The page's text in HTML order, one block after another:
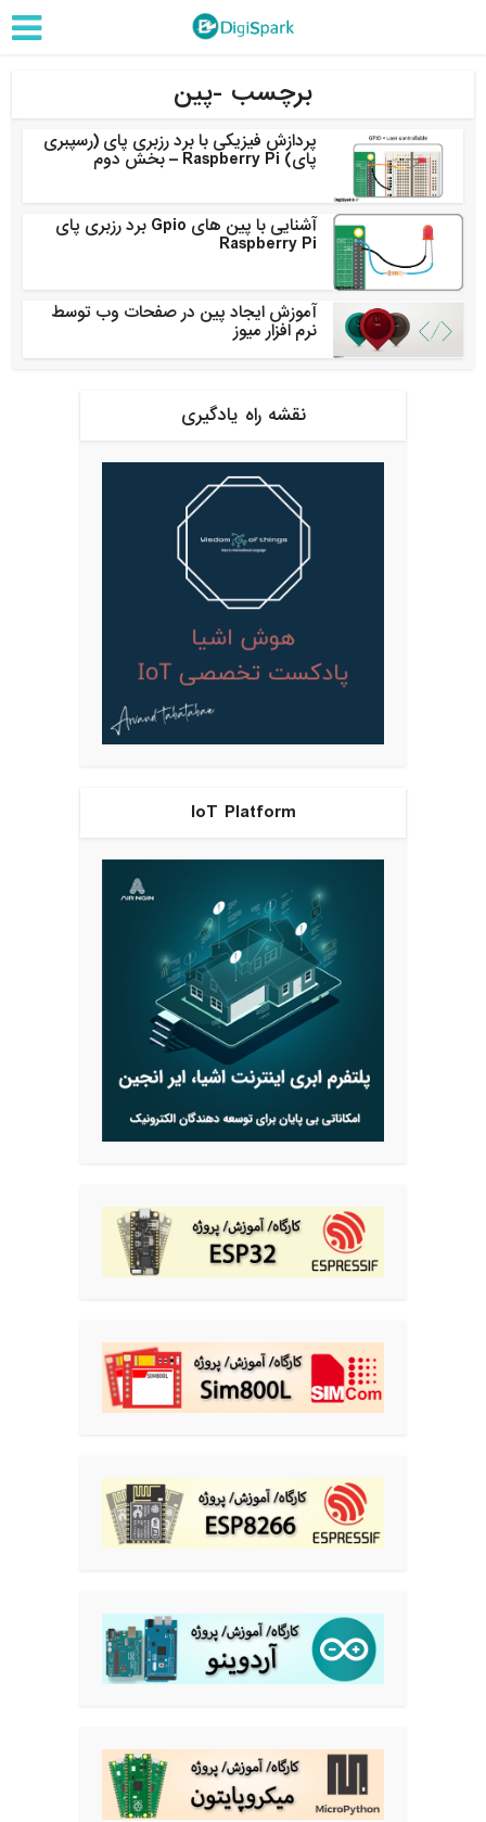
برچسب -پین
پردازش فیزیکی با برد رزبری پای (رسپبری
پای) Raspberry Pi – بخش دوم
آشنایی با پین های Gpio برد رزبری پای
Raspberry Pi
آموزش ایجاد پین در صفحات وب توسط
نرم افزار میوز
نقشه راه یادگیری
IoT Platform